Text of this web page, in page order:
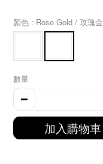
顏色 : Rose Gold / 玫瑰金
數量
加入購物車